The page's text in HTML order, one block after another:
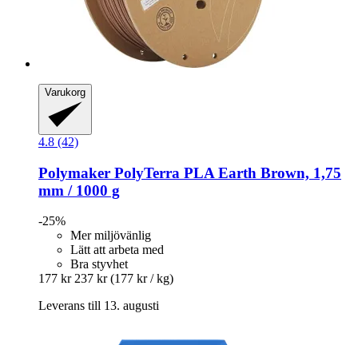
Varukorg
4.8 (42)
Polymaker PolyTerra PLA Earth Brown, 1,75
mm / 1000 g
-25%
Mer miljövänlig
Lätt att arbeta med
Bra styvhet
177 kr 237 kr (177 kr / kg)
Leverans till 13. augusti